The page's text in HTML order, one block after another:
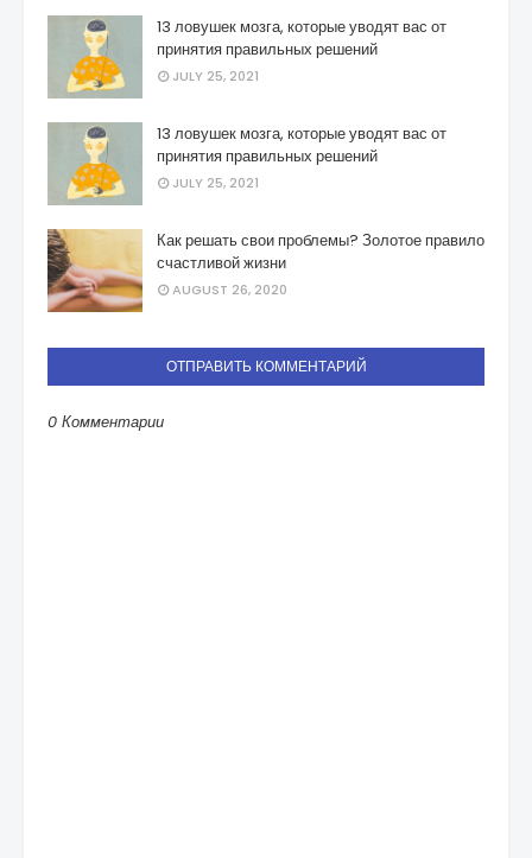
13 ловушек мозга, которые уводят вас от
принятия правильных решений
JULY 25, 2021
13 ловушек мозга, которые уводят вас от
принятия правильных решений
JULY 25, 2021
Как решать свои проблемы? Золотое правило
счастливой жизни
AUGUST 26, 2020
ОТПРАВИТЬ КОММЕНТАРИЙ
0 Комментарии